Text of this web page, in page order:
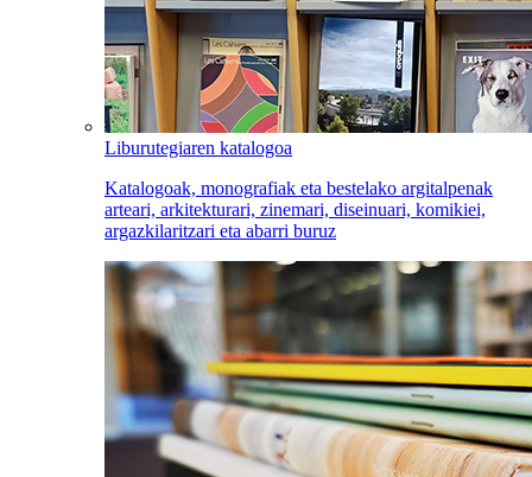
Liburutegiaren katalogoa
Katalogoak, monografiak eta bestelako argitalpenak
arteari, arkitekturari, zinemari, diseinuari, komikiei,
argazkilaritzari eta abarri buruz